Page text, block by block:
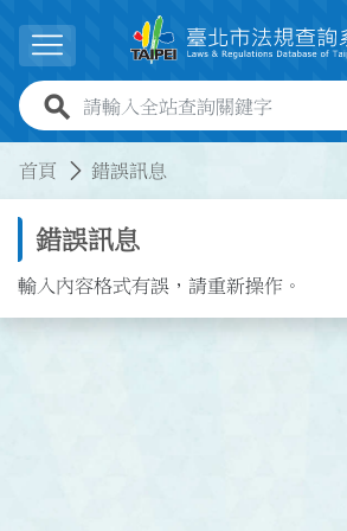
展開選單
全站查詢關鍵字欄位
首頁 錯誤訊息
錯誤訊息
輸入內容格式有誤，請重新操作。